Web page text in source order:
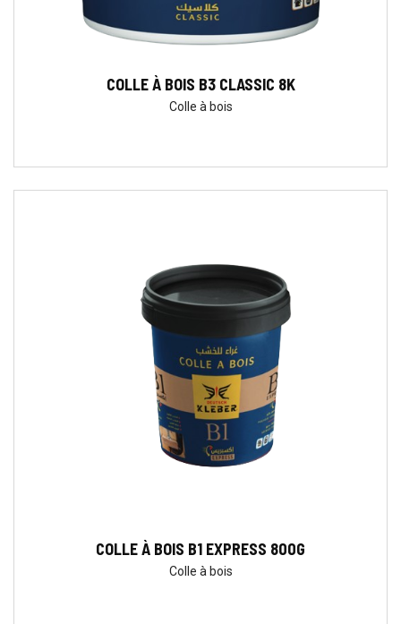
COLLE À BOIS B3 CLASSIC 8K
Colle à bois
COLLE À BOIS B1 EXPRESS 800G
Colle à bois